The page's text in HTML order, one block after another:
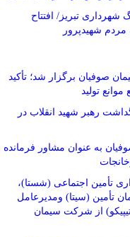
شهرداری تبریز/ افتتاح
شهیدپرور
صوفیان برگزار شد؛ تأکید
تولید
رهبر شهید انقلاب در
به عنوان مشاور فرمانده
تأمین اجتماعی (شستا)،
تأمین (سیتا) ومدیرعامل
از شرکت سیمان